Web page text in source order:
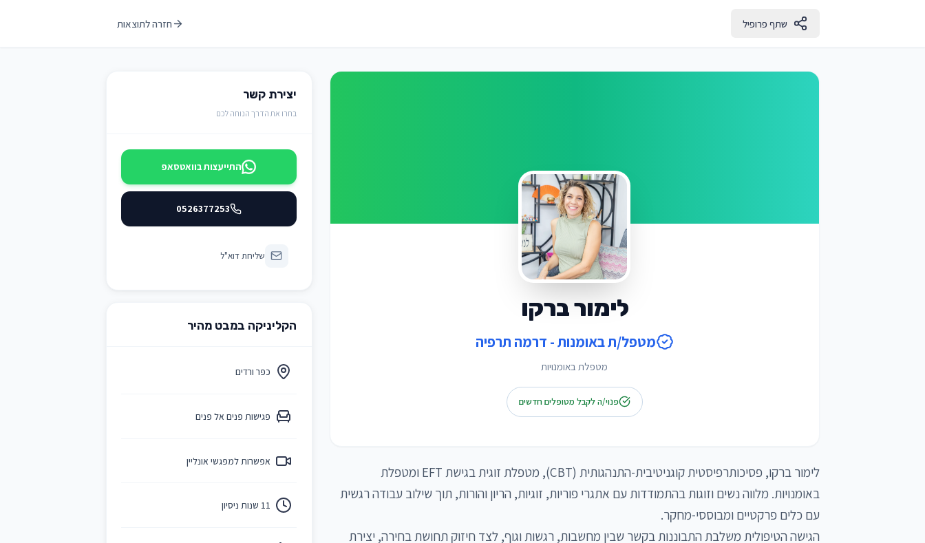
שתף פרופיל חזרה לתוצאות
לימור ברקו
מטפל/ת באומנות - דרמה תרפיה
מטפלת באומנויות
פנוי/ה לקבל מטופלים חדשים
יצירת קשר
בחרו את הדרך הנוחה לכם
התייעצות בוואטסאפ
0526377253
שליחת דוא"ל
הקליניקה במבט מהיר
כפר ורדים
פגישות פנים אל פנים
אפשרות למפגשי אונליין
11 שנות ניסיון